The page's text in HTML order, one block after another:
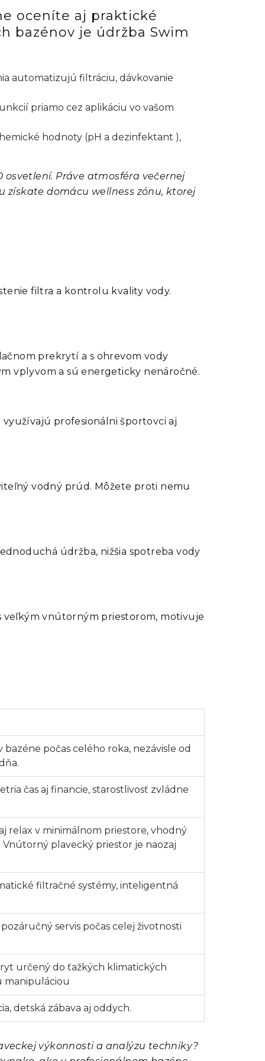
oceníte aj praktické
bazénov je údržba Swim
automatizujú filtráciu, dávkovanie
priamo cez aplikáciu vo vašom
hodnoty (pH a dezinfektant ),
Práve atmosféra večernej
získate domácu wellness zónu, ktorej
filtra a kontrolu kvality vody.
prekrytí a s ohrevom vody
vplyvom a sú energeticky nenáročné.
využívajú profesionálni športovci aj
vodný prúd. Môžete proti nemu
údržba, nižšia spotreba vody
veľkým vnútorným priestorom, motivuje
počas celého roka, nezávisle od
čas aj financie, starostlivosť zvládne
relax v minimálnom priestore, vhodný
plavecký priestor je naozaj
filtračné systémy, inteligentná
servis počas celej životnosti
určený do ťažkých klimatických
manipuláciou
detská zábava aj oddych.
výkonnosti a analýzu techniky?